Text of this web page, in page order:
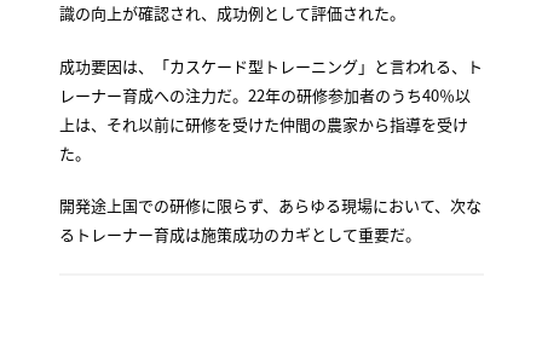
識の向上が確認され、成功例として評価された。
成功要因は、「カスケード型トレーニング」と言われる、ト
レーナー育成への注力だ。22年の研修参加者のうち40％以
上は、それ以前に研修を受けた仲間の農家から指導を受け
た。
開発途上国での研修に限らず、あらゆる現場において、次な
るトレーナー育成は施策成功のカギとして重要だ。